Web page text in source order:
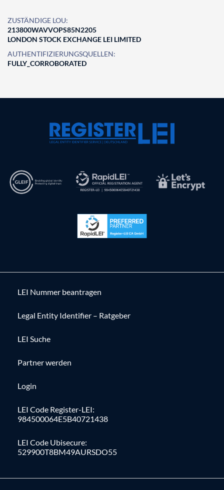
ZUSTÄNDIGE LOU:
213800WAVVOPS85N2205
LONDON STOCK EXCHANGE LEI LIMITED
AUTHENTIFIZIERUNGSQUELLEN:
FULLY_CORROBORATED
LEI Nummer beantragen
Legal Entity Identifier – Ratgeber
LEI Suche
Partner werden
Login
LEI Code Register-LEI:
984500064E5B40721438
LEI Code Ubisecure:
529900T8BM49AURSDO55